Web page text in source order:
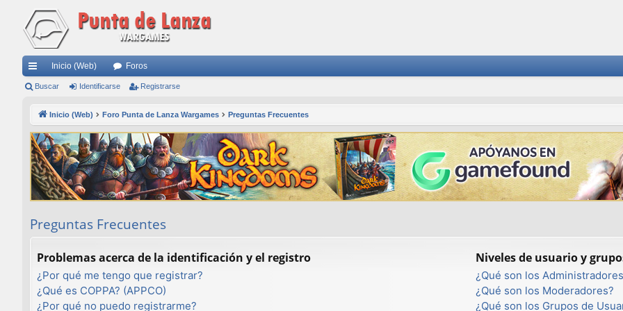
nl
rá
pi
do
Inicio (Web) Foros
Buscar Identificarse Registrarse
Inicio (Web) Foro Punta de Lanza Wargames Preguntas Frecuentes
Preguntas Frecuentes
Problemas acerca de la identificación y el registro
¿Por qué me tengo que registrar?
¿Qué es COPPA? (APPCO)
¿Por qué no puedo registrarme?
Niveles de usuario y
¿Qué son los
¿Qué son los Moderadores?
¿Qué son los Grupos de